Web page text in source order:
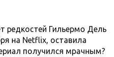
редкостей Гильермо Дель
на Netflix, оставила
получился мрачным?